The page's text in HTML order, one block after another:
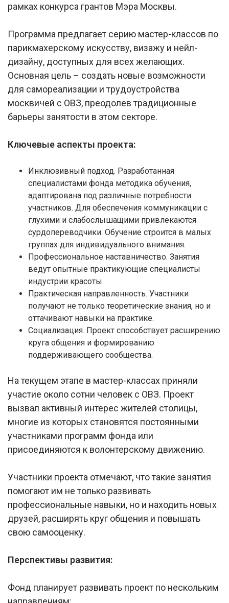
рамках конкурса грантов Мэра Москвы.
Программа предлагает серию мастер-классов по
парикмахерскому искусству, визажу и нейл-
дизайну, доступных для всех желающих.
Основная цель – создать новые возможности
для самореализации и трудоустройства
москвичей с ОВЗ, преодолев традиционные
барьеры занятости в этом секторе.
Ключевые аспекты проекта:
Инклюзивный подход. Разработанная
специалистами фонда методика обучения,
адаптирована под различные потребности
участников. Для обеспечения коммуникации с
глухими и слабослышащими привлекаются
сурдопереводчики. Обучение строится в малых
группах для индивидуального внимания.
Профессиональное наставничество. Занятия
ведут опытные практикующие специалисты
индустрии красоты.
Практическая направленность. Участники
получают не только теоретические знания, но и
оттачивают навыки на практике.
Социализация. Проект способствует расширению
круга общения и формированию
поддерживающего сообщества.
На текущем этапе в мастер-классах приняли
участие около сотни человек с ОВЗ. Проект
вызвал активный интерес жителей столицы,
многие из которых становятся постоянными
участниками программ фонда или
присоединяются к волонтерскому движению.
Участники проекта отмечают, что такие занятия
помогают им не только развивать
профессиональные навыки, но и находить новых
друзей, расширять круг общения и повышать
свою самооценку.
Перспективы развития:
Фонд планирует развивать проект по нескольким